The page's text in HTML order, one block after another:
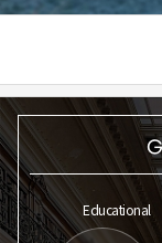
Educational